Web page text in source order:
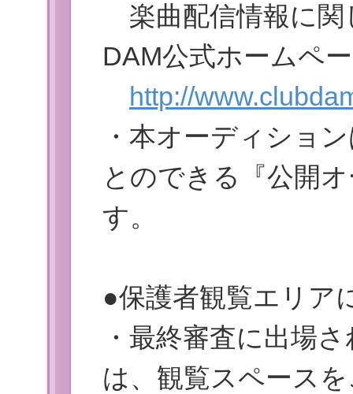
楽曲配信情報に関
DAM公式ホームペ
http://
・本オーディショ
とのできる『公開
す。
●保護者観覧エリア
・最終審査に出場
は、観覧スペース